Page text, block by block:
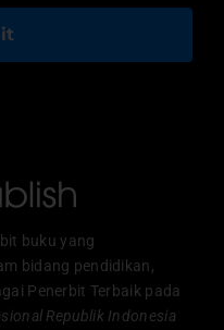
buku yang
bidang pendidikan,
Penerbit Terbaik pada
Republik Indonesia